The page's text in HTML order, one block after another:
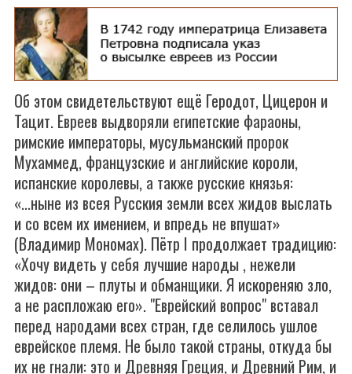
Об этом свидетельствуют ещё Геродот, Цицерон и
Тацит. Евреев выдворяли египетские фараоны,
римские императоры, мусульманский пророк
Мухаммед, французские и английские короли,
испанские королевы, а также русские князья:
«...ныне из всея Русския земли всех жидов выслать
и со всем их имением, и впредь не впушат»
(Владимир Мономах). Пётр I продолжает традицию:
«Хочу видеть у себя лучшие народы , нежели
жидов: они – плуты и обманщики. Я искореняю зло,
а не распложаю его». "Еврейский вопрос" вставал
перед народами всех стран, где селилось ушлое
еврейское племя. Не было такой страны, откуда бы
их не гнали: это и Древняя Греция, и Древний Рим, и